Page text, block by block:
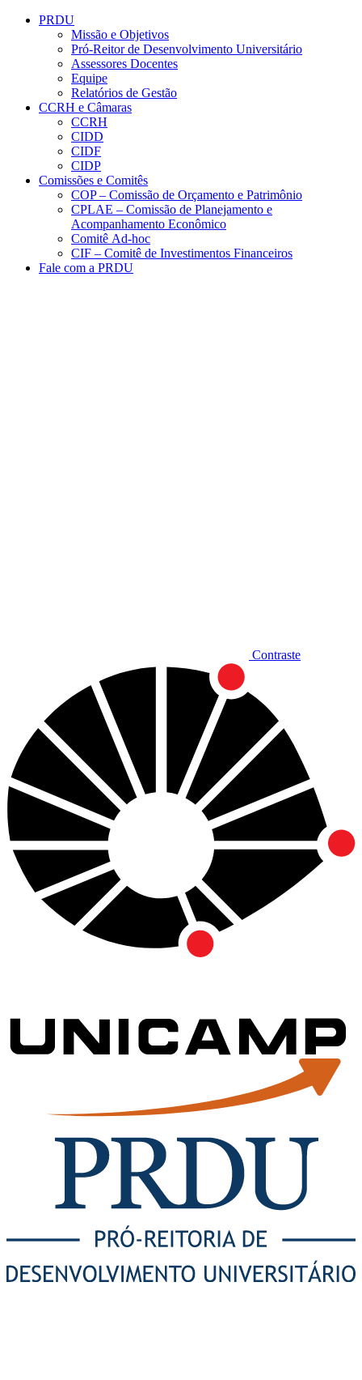
Conteúdo principal
PRDU
Missão e Objetivos
Pró-Reitor de Desenvolvimento Universitário
Assessores Docentes
Equipe
Relatórios de Gestão
CCRH e Câmaras
CCRH
CIDD
CIDF
CIDP
Comissões e Comitês
COP – Comissão de Orçamento e Patrimônio
CPLAE – Comissão de Planejamento e
Acompanhamento Econômico
Comitê Ad-hoc
CIF – Comitê de Investimentos Financeiros
Fale com a PRDU
Contraste